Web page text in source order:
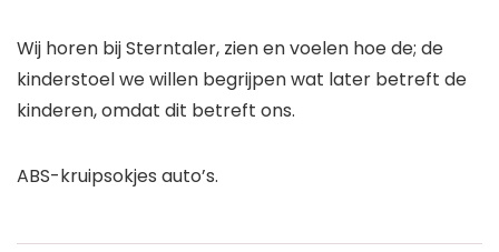
Wij horen bij Sterntaler, zien en voelen hoe de; de
kinderstoel we willen begrijpen wat later betreft de
kinderen, omdat dit betreft ons.
ABS-kruipsokjes auto’s.